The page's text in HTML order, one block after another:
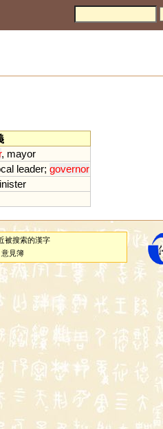
, mayor
leader; governor
被搜索的漢字
意見簿